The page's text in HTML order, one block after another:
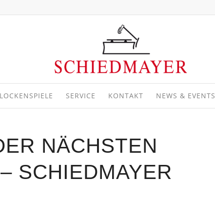
SERVICE KONTAKT NEWS & EVENTS
NÄCHSTEN
SCHIEDMAYER